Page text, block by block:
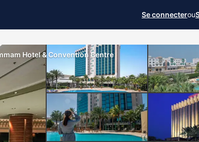
Se connecterou
Hotel & Convention Centre